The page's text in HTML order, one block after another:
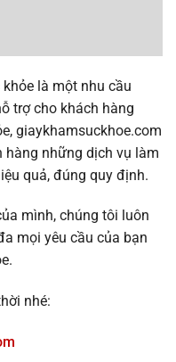
là một nhu cầu
trợ cho khách hàng
giaykhamsuckhoe.com
hàng những dịch vụ làm
quả, đúng quy định.
mình, chúng tôi luôn
mọi yêu cầu của bạn
nhé: